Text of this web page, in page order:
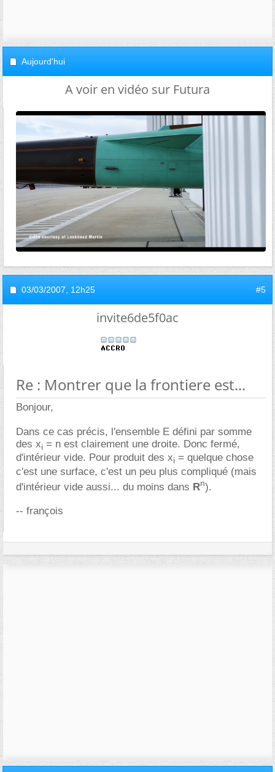
Aujourd'hui
A voir en vidéo sur Futura
03/03/2007, 12h25 #5
invite6de5f0ac
Re : Montrer que la frontiere est...
Bonjour,
Dans ce cas précis, l'ensemble E défini par somme
des xi = n est clairement une droite. Donc fermé,
d'intérieur vide. Pour produit des xi = quelque chose
c'est une surface, c'est un peu plus compliqué (mais
d'intérieur vide aussi... du moins dans Rn).
-- françois